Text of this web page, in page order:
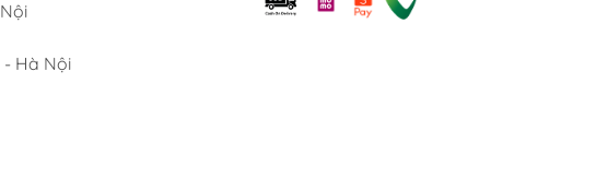
cả sản phẩm đều là hàng chính hãng, có bảo hành rõ ràng từ 12–24
- Hà Nội